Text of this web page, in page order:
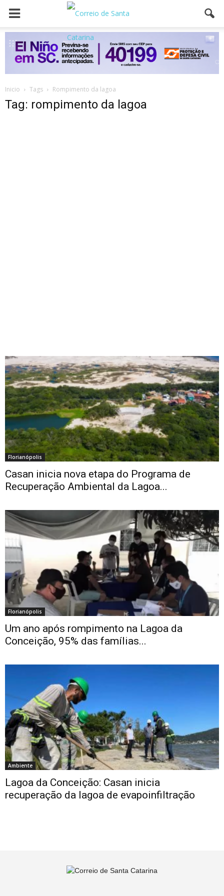
Inicio Tags Rompimento da lagoa
Tag: rompimento da lagoa
Florianópolis
Casan inicia nova etapa do Programa de
Recuperação Ambiental da Lagoa...
Florianópolis
Um ano após rompimento na Lagoa da
Conceição, 95% das famílias...
Ambiente
Lagoa da Conceição: Casan inicia
recuperação da lagoa de evapoinfiltração